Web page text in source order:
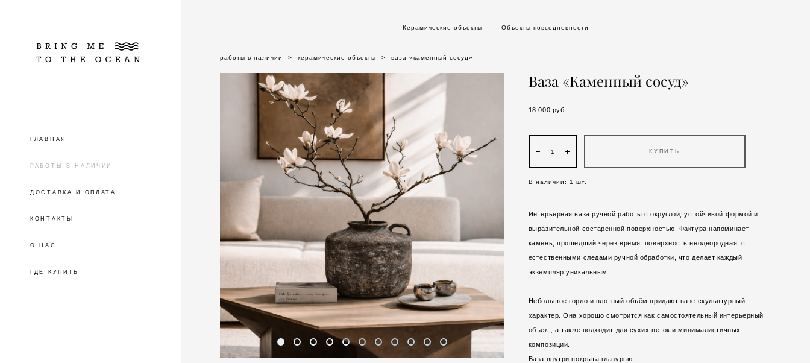
ГЛАВНАЯ
РАБОТЫ В НАЛИЧИИ
ДОСТАВКА И ОПЛАТА
КОНТАКТЫ
О НАС
ГДЕ КУПИТЬ
Керамические объекты Объекты повседневности
работы в наличии > керамические объекты > ваза «каменный сосуд»
Ваза «Каменный сосуд»
18 000 pуб.
В наличии: 1 шт.
КУПИТЬ
Интерьерная ваза ручной работы с округлой, устойчивой формой и
выразительной состаренной поверхностью. Фактура напоминает
камень, прошедший через время: поверхность неоднородная, с
естественными следами ручной обработки, что делает каждый
экземпляр уникальным.
Небольшое горло и плотный объём придают вазе скульптурный
характер. Она хорошо смотрится как самостоятельный интерьерный
объект, а также подходит для сухих веток и минималистичных
композиций.
Ваза внутри покрыта глазурью.